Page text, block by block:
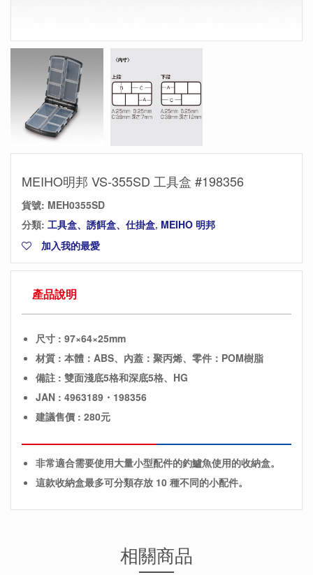
MEIHO明邦 VS-355SD 工具盒 #198356
貨號: MEH0355SD
分類: 工具盒、誘餌盒、仕掛盒, MEIHO 明邦
加入我的最愛
產品說明
尺寸 : 97×64×25mm
材質 : 本體：ABS、內蓋：聚丙烯、零件：POM樹脂
備註 : 雙面淺底5格和深底5格、HG
JAN : 4963189・198356
建議售價 : 280元
非常適合需要使用大量小型配件的釣鱸魚使用的收納盒。
這款收納盒最多可分類存放 10 種不同的小配件。
相關商品